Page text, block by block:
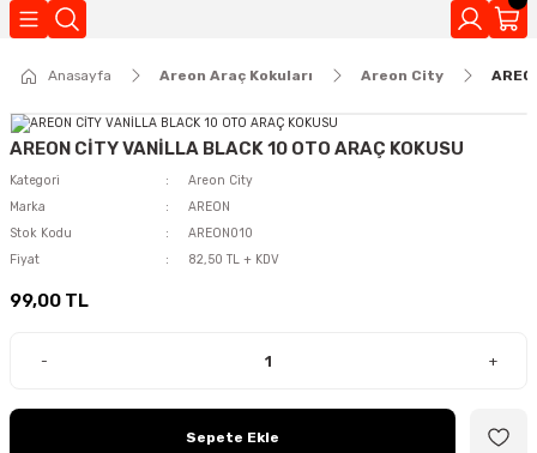
Anasayfa Areon Araç Kokuları Areon City
AREON CİTY VANİLLA BLACK 10 OTO ARAÇ KOKUSU
Kategori
Areon City
Marka
AREON
Stok Kodu
AREON010
Fiyat
82,50 TL + KDV
99,00 TL
- +
Sepete Ekle